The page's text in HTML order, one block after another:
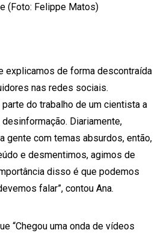
(Foto: Felippe Matos)
explicamos de forma descontraída
nas redes sociais.
do trabalho de um cientista a
Diariamente,
gente com temas absurdos, então,
e desmentimos, agimos de
disso é que podemos
falar”, contou Ana.
“Chegou uma onda de vídeos